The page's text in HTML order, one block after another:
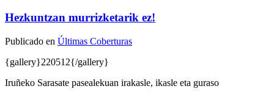
Hezkuntzan murrizketarik ez!
Publicado en Últimas Coberturas
{gallery}220512{/gallery}
Iruñeko Sarasate pasealekuan irakasle, ikasle eta guraso